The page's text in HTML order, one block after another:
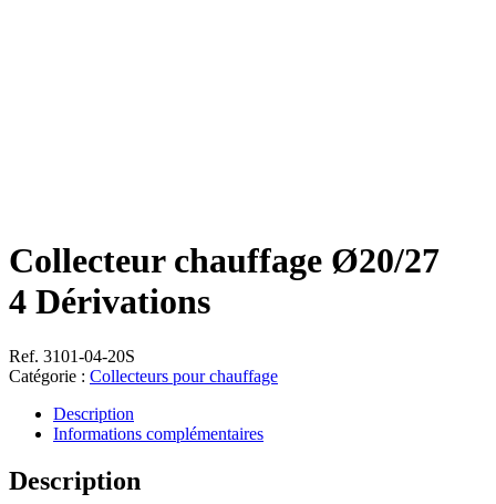
Collecteur chauffage Ø20/27
4 Dérivations
Ref. 3101-04-20S
Catégorie : Collecteurs pour chauffage
Description
Informations complémentaires
Description